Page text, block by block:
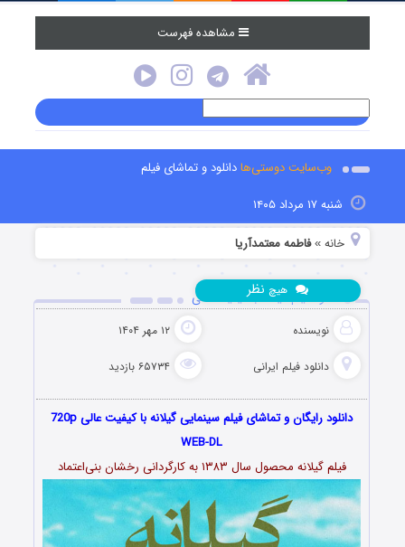
مشاهده فهرست
وب‌سایت دوستی‌هادانلود و تماشای فیلم
شنبه ۱۷ مرداد ۱۴۰۵
خانه »فاطمه معتمدآریا
دانلود فیلم گیلانه با کیفیت عالی
نویسنده ۱۲ مهر ۱۴۰۴
دانلود فیلم‌ ایرانی ۶۵۷۳۴ بازدید
هیچ نظر
دانلود رایگان و تماشای فیلم سینمایی گیلانه با کیفیت عالی 720p
WEB-DL
فیلم گیلانه محصول سال ۱۳۸۳ به کارگردانی رخشان بنی‌اعتماد